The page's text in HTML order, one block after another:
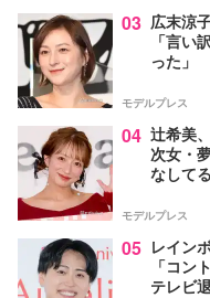
03 広末涼
「言い
った」
モデルプレス
04 辻希美
次女・
なして
モデルプレス
05 レイン
「コン
テレビ